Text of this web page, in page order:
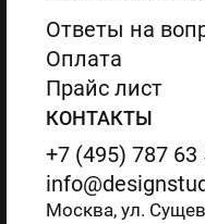
Ответы на
Оплата
Прайс лист
КОНТАКТЫ
+7 (495) 787 63
Москва, ул.